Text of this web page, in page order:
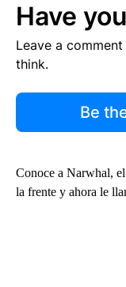
Have
Leave a
think.
Be
Conoce a Narwhal,
la frente y ahora le